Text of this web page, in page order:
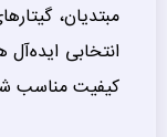
انتخابی ایده‌آل
کیفیت مناسب